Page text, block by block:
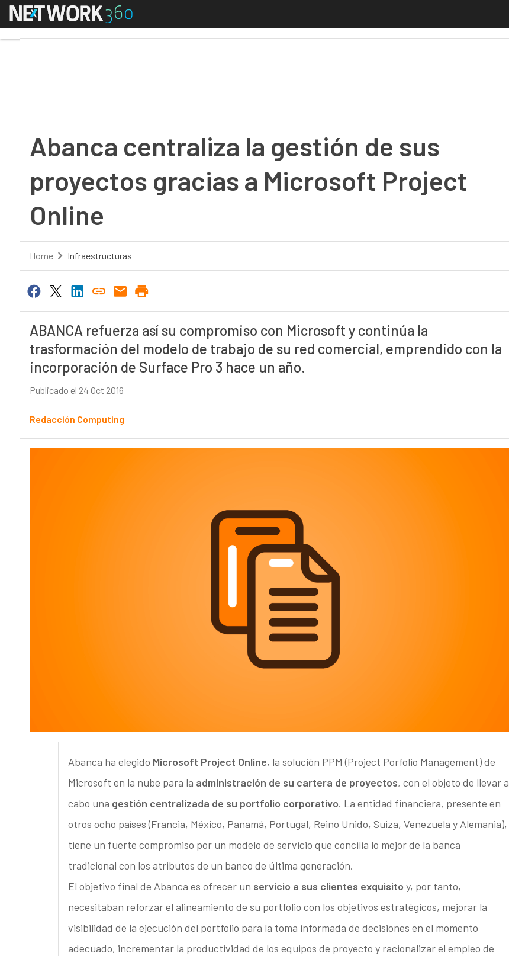
Menú
Abanca centraliza la gestión de sus
proyectos gracias a Microsoft Project
Online
Home Infraestructuras
ABANCA refuerza así su compromiso con Microsoft y continúa la
trasformación del modelo de trabajo de su red comercial, emprendido con la
incorporación de Surface Pro 3 hace un año.
Publicado el 24 Oct 2016
Redacción Computing
Abanca ha elegido Microsoft Project Online, la solución PPM (Project Porfolio Management) de
Microsoft en la nube para la administración de su cartera de proyectos, con el objeto de llevar a
cabo una gestión centralizada de su portfolio corporativo. La entidad financiera, presente en
otros ocho países (Francia, México, Panamá, Portugal, Reino Unido, Suiza, Venezuela y Alemania),
tiene un fuerte compromiso por un modelo de servicio que concilia lo mejor de la banca
tradicional con los atributos de un banco de última generación.
El objetivo final de Abanca es ofrecer un servicio a sus clientes exquisito y, por tanto,
necesitaban reforzar el alineamiento de su portfolio con los objetivos estratégicos, mejorar la
visibilidad de la ejecución del portfolio para la toma informada de decisiones en el momento
adecuado, incrementar la productividad de los equipos de proyecto y racionalizar el empleo de